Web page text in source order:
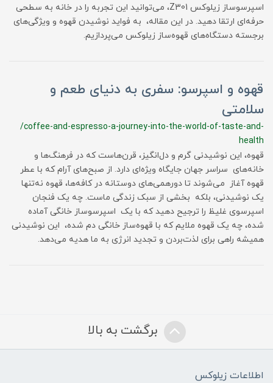
اسپرسوساز زیلوکس Z301، می‌توانید این تجربه را در خانه به سطحی
حرفه‌ای ارتقا دهید. در این مقاله، به فواید نوشیدن قهوه و ویژگی‌های
برجسته دستگاه‌های قهوه‌ساز زیلوکس می‌پردازیم.
قهوه و اسپرسو: سفری به دنیای طعم و
سلامتی
/coffee-and-espresso-a-journey-into-the-world-of-taste-and-
health
قهوه، این نوشیدنی گرم و دل‌انگیز، قرن‌هاست که در فرهنگ‌ها و
خانه‌های سراسر جهان جایگاه ویژه‌ای دارد. از صبح‌های آرام که با عطر
قهوه آغاز می‌شوند تا دورهمی‌های دوستانه در کافه‌ها، قهوه نه‌تنها
یک نوشیدنی، بلکه بخشی از سبک زندگی ماست. چه یک فنجان
اسپرسوی غلیظ را ترجیح دهید که با یک اسپرسوساز خانگی آماده
شده، چه یک قهوه ملایم که با قهوه‌ساز خانگی دم شده، این نوشیدنی
همیشه راهی برای لذت‌بردن و تجدید انرژی به ما هدیه می‌دهد.
برگشت به بالا
اطلاعات زیلوکس